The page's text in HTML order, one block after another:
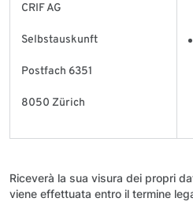
CRIF AG
Selbstauskunft
Postfach 6351
8050 Zürich
Riceverà la sua visura dei propri
viene effettuata entro il termine